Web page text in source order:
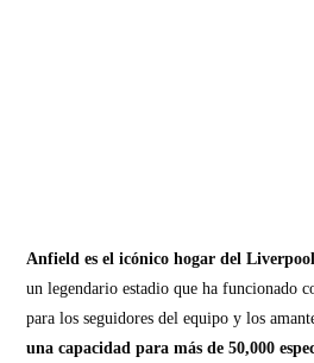
Anfield es el icónico hogar del
un legendario estadio que ha funcionado
para los seguidores del equipo y los
una capacidad para más de 50,000